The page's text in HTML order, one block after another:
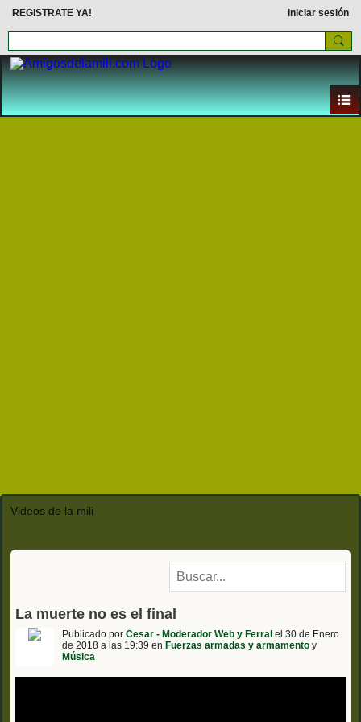
REGISTRATE YA! Iniciar sesión
Videos de la mili
La muerte no es el final
Publicado por Cesar - Moderador Web y Ferral el 30 de Enero
de 2018 a las 19:39 en Fuerzas armadas y armamento y
Música